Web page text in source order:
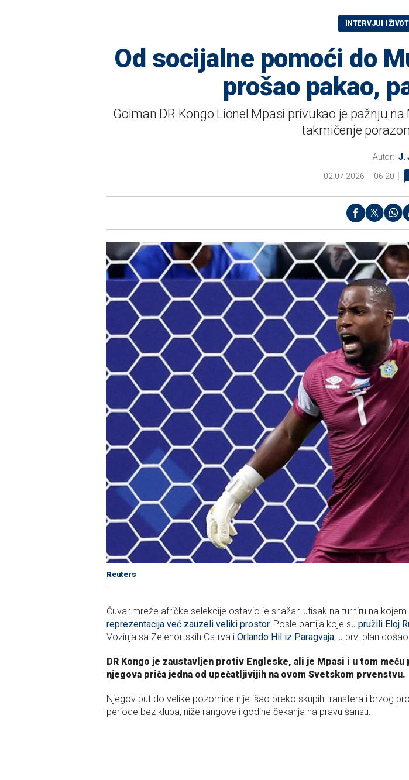
INTERVJUI I
Od socijalne pomoći do
prošao pakao,
Golman DR Kongo Lionel Mpasi privukao je pažnju
takmičenje
Autor: J.
02.07.2026 06:20
Reuters
Čuvar mreže afričke selekcije ostavio je snažan utisak na turniru na kojem
reprezentacija već zauzeli veliki prostor. Posle partija koje su pružili Eloj
Vozinja sa Zelenortskih Ostrva i Orlando Hil iz Paragvaja, u prvi plan
DR Kongo je zaustavljen protiv Engleske, ali je Mpasi i u tom meču
njegova priča jedna od upečatljivijih na ovom Svetskom prvenstvu.
Njegov put do velike pozornice nije išao preko skupih transfera i brzog
periode bez kluba, niže rangove i godine čekanja na pravu šansu.